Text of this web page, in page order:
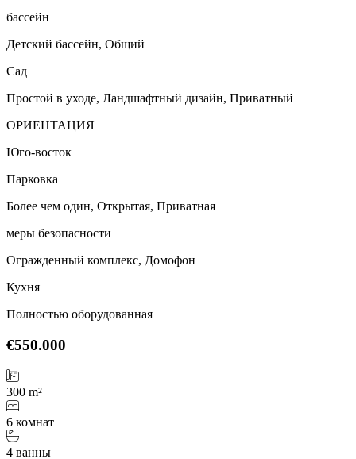
бассейн
Детский бассейн, Общий
Сад
Простой в уходе, Ландшафтный дизайн, Приватный
ОРИЕНТАЦИЯ
Юго-восток
Парковка
Более чем один, Открытая, Приватная
меры безопасности
Огражденный комплекс, Домофон
Кухня
Полностью оборудованная
€550.000
300 m²
6 комнат
4 ванны